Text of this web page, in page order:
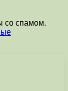
со спамом.